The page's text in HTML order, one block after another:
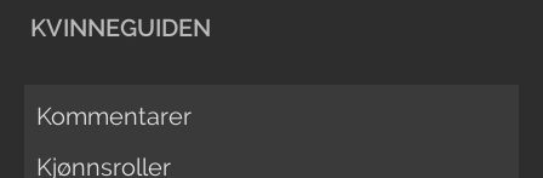
KVINNEGUIDEN
Kommentarer
Kjønnsroller